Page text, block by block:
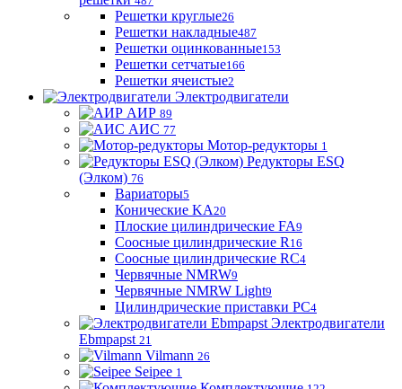
Решетки круглые26
Решетки накладные487
Решетки оцинкованные153
Решетки сетчатые166
Решетки ячеистые2
Электродвигатели
АИР 89
АИС 77
Мотор-редукторы 1
Редукторы ESQ
(Элком) 76
Вариаторы5
Конические KA20
Плоские цилиндрические FA9
Соосные цилиндрические R 16
Соосные цилиндрические RC4
Червячные NMRW9
Червячные NMRW Light9
Цилиндрические приставки PC4
Электродвигатели
Ebmpapst 21
Vilmann 26
Seipee 1